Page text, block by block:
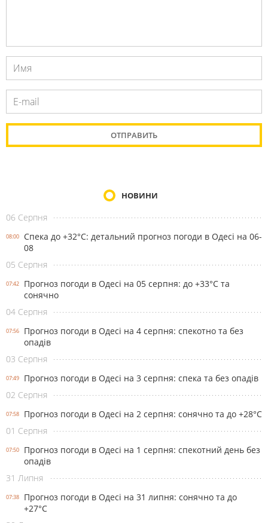
НОВИНИ
06 Серпня
08:00
Спека до +32°С: детальний прогноз погоди в Одесі на 06-
08
05 Серпня
07:42
Прогноз погоди в Одесі на 05 серпня: до +33°С та
сонячно
04 Серпня
07:56
Прогноз погоди в Одесі на 4 серпня: спекотно та без
опадів
03 Серпня
07:49
Прогноз погоди в Одесі на 3 серпня: спека та без опадів
02 Серпня
07:58
Прогноз погоди в Одесі на 2 серпня: сонячно та до +28°С
01 Серпня
07:50
Прогноз погоди в Одесі на 1 серпня: спекотний день без
опадів
31 Липня
07:38
Прогноз погоди в Одесі на 31 липня: сонячно та до
+27°С